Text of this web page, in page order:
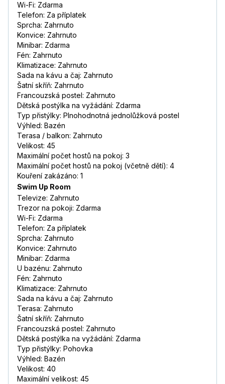
Wi-Fi: Zdarma
Telefon: Za příplatek
Sprcha: Zahrnuto
Konvice: Zahrnuto
Minibar: Zdarma
Fén: Zahrnuto
Klimatizace: Zahrnuto
Sada na kávu a čaj: Zahrnuto
Šatní skříň: Zahrnuto
Francouzská postel: Zahrnuto
Dětská postýlka na vyžádání: Zdarma
Typ přistýlky: Plnohodnotná jednolůžková postel
Výhled: Bazén
Terasa / balkon: Zahrnuto
Velikost: 45
Maximální počet hostů na pokoj: 3
Maximální počet hostů na pokoj (včetně dětí): 4
Kouření zakázáno: 1
Swim Up Room
Televize: Zahrnuto
Trezor na pokoji: Zdarma
Wi-Fi: Zdarma
Telefon: Za příplatek
Sprcha: Zahrnuto
Konvice: Zahrnuto
Minibar: Zdarma
U bazénu: Zahrnuto
Fén: Zahrnuto
Klimatizace: Zahrnuto
Sada na kávu a čaj: Zahrnuto
Terasa: Zahrnuto
Šatní skříň: Zahrnuto
Francouzská postel: Zahrnuto
Dětská postýlka na vyžádání: Zdarma
Typ přistýlky: Pohovka
Výhled: Bazén
Velikost: 40
Maximální velikost: 45